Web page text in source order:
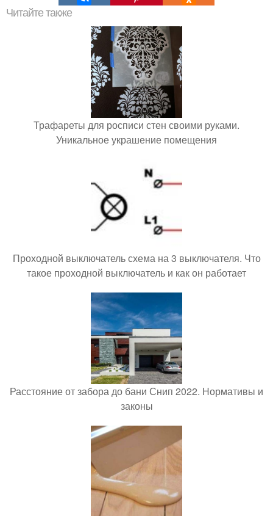
Читайте также
Трафареты для росписи стен своими руками.
Уникальное украшение помещения
Проходной выключатель схема на 3 выключателя. Что
такое проходной выключатель и как он работает
Расстояние от забора до бани Снип 2022. Нормативы и
законы